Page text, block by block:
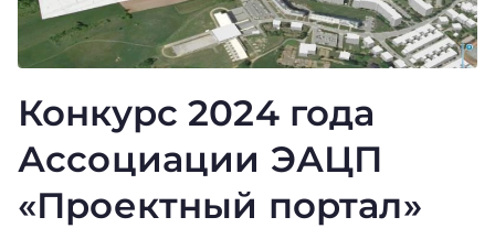
Конкурс 2024 года
Ассоциации ЭАЦП
«Проектный портал»